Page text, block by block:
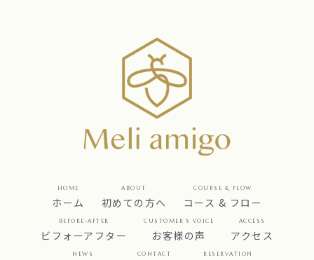
HOME
ホーム
ABOUT
初めての方へ
COURSE & FLOW
コース & フロー
BEFORE-AFTER
ビフォーアフター
CUSTOMER’S VOICE
お客様の声
ACCESS
アクセス
NEWS CONTACT RESERVATION